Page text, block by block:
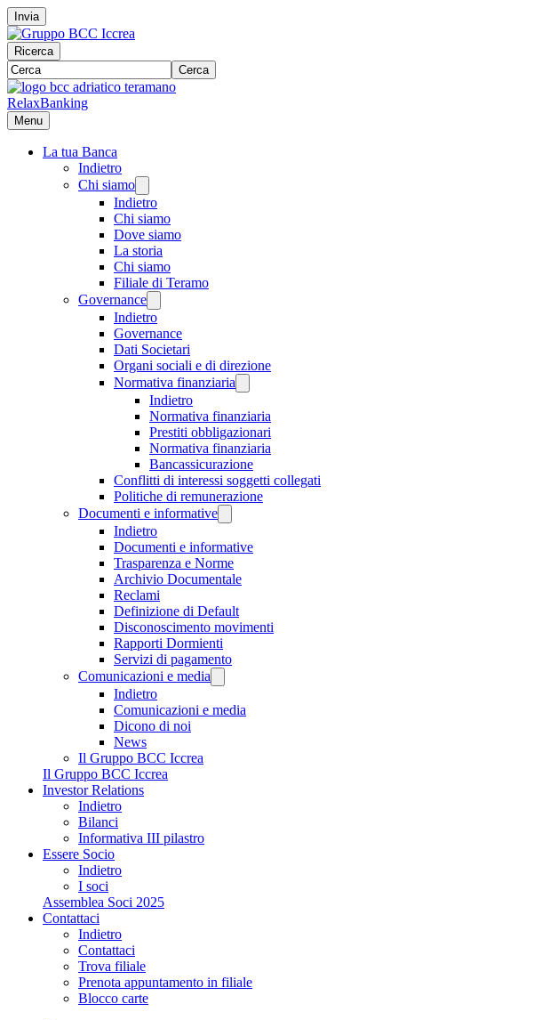
Invia
Ricerca
Cerca
RelaxBanking
Menu
La tua Banca
Indietro
Chi siamo
Indietro
Chi siamo
Dove siamo
La storia
Chi siamo
Filiale di Teramo
Governance
Indietro
Governance
Dati Societari
Organi sociali e di direzione
Normativa finanziaria
Indietro
Normativa finanziaria
Prestiti obbligazionari
Normativa finanziaria
Bancassicurazione
Conflitti di interessi soggetti collegati
Politiche di remunerazione
Documenti e informative
Indietro
Documenti e informative
Trasparenza e Norme
Archivio Documentale
Reclami
Definizione di Default
Disconoscimento movimenti
Rapporti Dormienti
Servizi di pagamento
Comunicazioni e media
Indietro
Comunicazioni e media
Dicono di noi
News
Il Gruppo BCC Iccrea
Il Gruppo BCC Iccrea
Investor Relations
Indietro
Bilanci
Informativa III pilastro
Essere Socio
Indietro
I soci
Assemblea Soci 2025
Contattaci
Indietro
Contattaci
Trova filiale
Prenota appuntamento in filiale
Blocco carte